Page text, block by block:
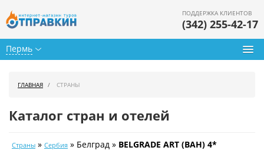
Пермь
ПОДДЕРЖКА КЛИЕНТОВ
(342) 255-42-17
Календарь туров
ГЛАВНАЯ СТРАНЫ
Каталог стран и отелей
Страны » Сербия » Белград » BELGRADE ART (BAH) 4*